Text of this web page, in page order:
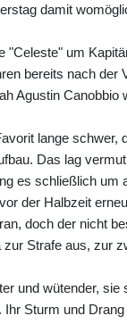
damit
um
bereits nach der
Agustin Canobbio
lange schwer,
Das lag
es schließlich um
der Halbzeit
doch der nicht
Strafe aus, zur
und wütender, sie
Sturm und